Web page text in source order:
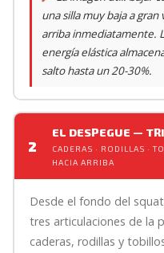
una silla muy baja a
arriba inmediatamente.
energía elástica
salto hasta un 20-30%.
2
EL DESPEGUE —
CADERAS · RODILLAS ·
HACIA ARRIBA
Desde el fondo del
tres articulaciones de la
caderas, rodillas y